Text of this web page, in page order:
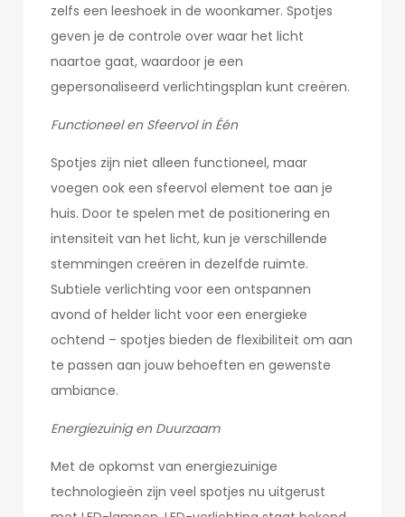
zelfs een leeshoek in de woonkamer. Spotjes
geven je de controle over waar het licht
naartoe gaat, waardoor je een
gepersonaliseerd verlichtingsplan kunt creëren.
Functioneel en Sfeervol in Één
Spotjes zijn niet alleen functioneel, maar
voegen ook een sfeervol element toe aan je
huis. Door te spelen met de positionering en
intensiteit van het licht, kun je verschillende
stemmingen creëren in dezelfde ruimte.
Subtiele verlichting voor een ontspannen
avond of helder licht voor een energieke
ochtend – spotjes bieden de flexibiliteit om aan
te passen aan jouw behoeften en gewenste
ambiance.
Energiezuinig en Duurzaam
Met de opkomst van energiezuinige
technologieën zijn veel spotjes nu uitgerust